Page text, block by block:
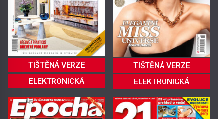
TIŠTĚNÁ VERZE
ELEKTRONICKÁ
TIŠTĚNÁ VERZE
ELEKTRONICKÁ